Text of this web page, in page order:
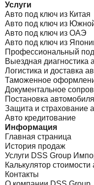
Услуги
Авто под ключ из Китая
Авто под ключ из
Авто под ключ из ОАЭ
Авто под ключ из
Профессиональный
Выездная диагностика
Логистика и доставка
Таможенное
Документальное
Постановка
Защита и страхование
Авто кредитование
Информация
Главная страница
История продаж
Услуги DSS Group
Калькулятор
Контакты